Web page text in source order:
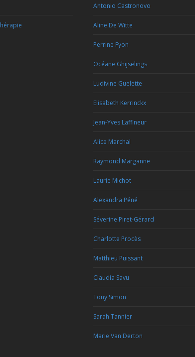
Antonio Castronovo
Aline De Witte
Perrine Fyon
Océane Ghijselings
Ludivine Guelette
Elisabeth Kerrinckx
Jean-Yves Laffineur
Alice Marchal
Raymond Marganne
Laurie Michot
Alexandra Péné
Séverine Piret-Gérard
Charlotte Procès
Matthieu Puissant
Claudia Savu
Tony Simon
Sarah Tannier
Marie Van Derton